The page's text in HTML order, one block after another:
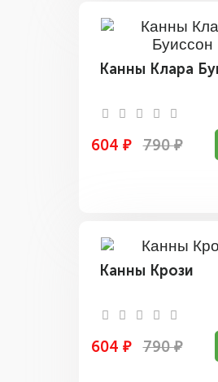
Канны Клара
604 ₽ 790 ₽
Канны Крози
604 ₽ 790 ₽